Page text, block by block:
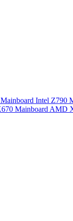
Mainboard Intel Z790
Mainboard AMD